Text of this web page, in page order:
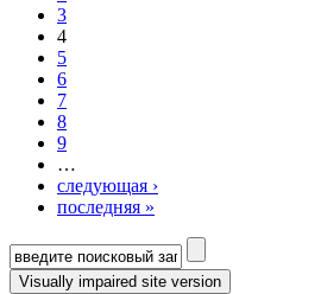
3
4
5
6
7
8
9
…
следующая ›
последняя »
Форма поиска